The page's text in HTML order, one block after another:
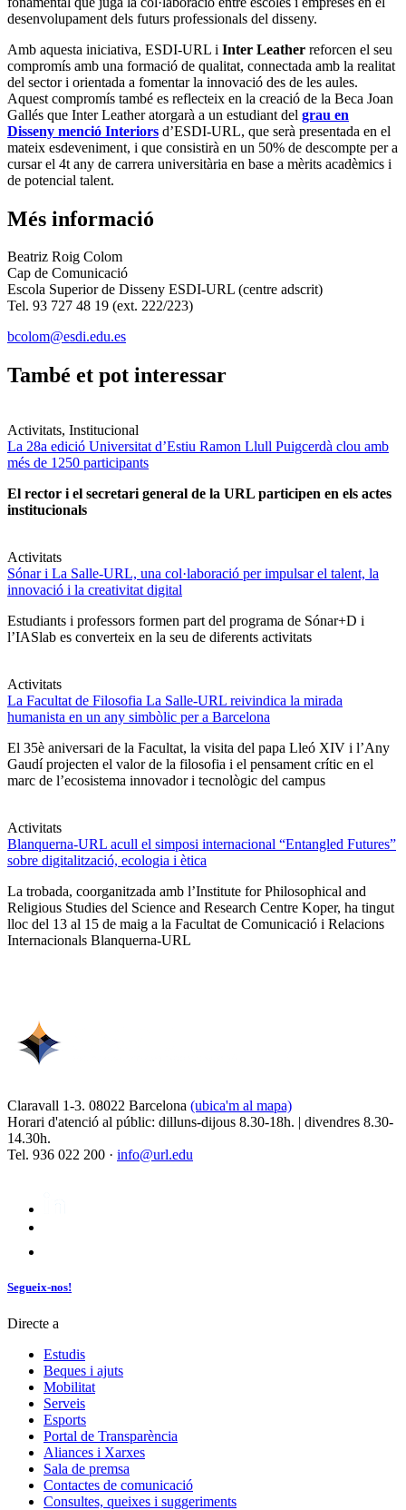
desenvolupament dels futurs professionals del disseny.
Amb aquesta iniciativa, ESDI-URL i Inter Leather reforcen el seu
compromís amb una formació de qualitat, connectada amb la realitat
del sector i orientada a fomentar la innovació des de les aules.
Aquest compromís també es reflecteix en la creació de la Beca Joan
Gallés que Inter Leather atorgarà a un estudiant del grau en
Disseny menció Interiors d’ESDI-URL, que serà presentada en el
mateix esdeveniment, i que consistirà en un 50% de descompte per a
cursar el 4t any de carrera universitària en base a mèrits acadèmics i
de potencial talent.
Més informació
Beatriz Roig Colom
Cap de Comunicació
Escola Superior de Disseny ESDI-URL (centre adscrit)
Tel. 93 727 48 19 (ext. 222/223)
bcolom@esdi.edu.es
També et pot interessar
Activitats, Institucional
La 28a edició Universitat d’Estiu Ramon Llull Puigcerdà clou amb
més de 1250 participants
El rector i el secretari general de la URL participen en els actes
institucionals
Activitats
Sónar i La Salle-URL, una col·laboració per impulsar el talent, la
innovació i la creativitat digital
Estudiants i professors formen part del programa de Sónar+D i
l’IASlab es converteix en la seu de diferents activitats
Activitats
La Facultat de Filosofia La Salle-URL reivindica la mirada
humanista en un any simbòlic per a Barcelona
El 35è aniversari de la Facultat, la visita del papa Lleó XIV i l’Any
Gaudí projecten el valor de la filosofia i el pensament crític en el
marc de l’ecosistema innovador i tecnològic del campus
Activitats
Blanquerna-URL acull el simposi internacional “Entangled Futures”
sobre digitalització, ecologia i ètica
La trobada, coorganitzada amb l’Institute for Philosophical and
Religious Studies del Science and Research Centre Koper, ha tingut
lloc del 13 al 15 de maig a la Facultat de Comunicació i Relacions
Internacionals Blanquerna-URL
Claravall 1-3. 08022 Barcelona (ubica'm al mapa)
Horari d'atenció al públic: dilluns-dijous 8.30-18h. | divendres 8.30-
14.30h.
Tel. 936 022 200 · info@url.edu
Segueix-nos!
Directe a
Estudis
Beques i ajuts
Mobilitat
Serveis
Esports
Portal de Transparència
Aliances i Xarxes
Sala de premsa
Contactes de comunicació
Consultes, queixes i suggeriments